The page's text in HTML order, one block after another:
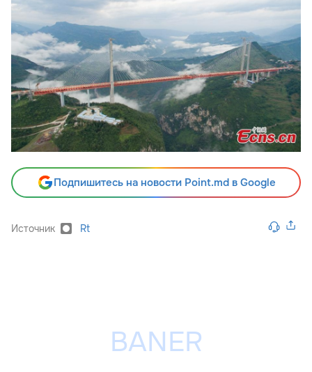
Подпишитесь на новости Point.md в Google
Источник Rt